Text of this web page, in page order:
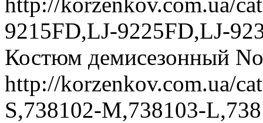
9215FD,LJ-9225FD,LJ-
Костюм демисезонный
http://korzenkov.com.ua/
S,738102-M,738103-